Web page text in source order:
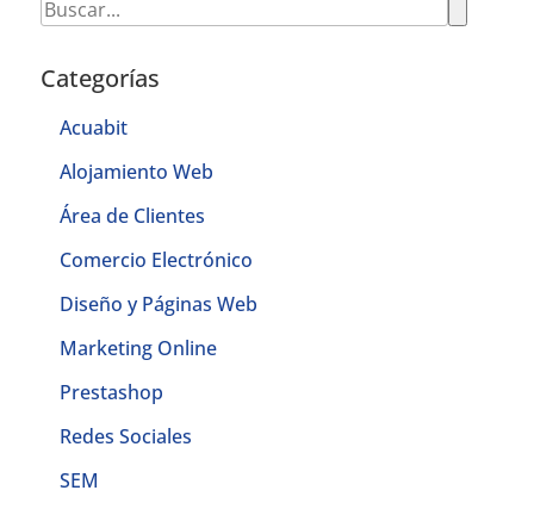
Categorías
Acuabit
Alojamiento Web
Área de Clientes
Comercio Electrónico
Diseño y Páginas Web
Marketing Online
Prestashop
Redes Sociales
SEM